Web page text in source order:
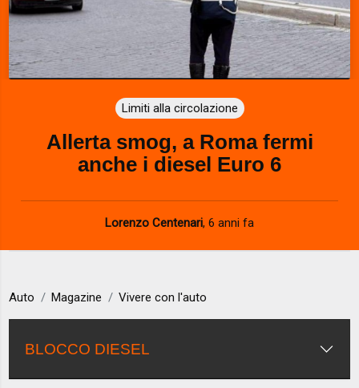
Limiti alla circolazione
Allerta smog, a Roma fermi
anche i diesel Euro 6
Lorenzo Centenari, 6 anni fa
Auto Magazine Vivere con l'auto
BLOCCO DIESEL